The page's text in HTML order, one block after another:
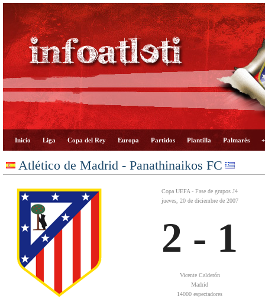
Inicio Liga Copa del Rey Europa Partidos Plantilla Palmarés
Atlético de Madrid - Panathinaikos FC
Copa UEFA - Fase de grupos J4
jueves, 20 de diciembre de 2007
2 - 1
Vicente Calderón
Madrid
14000 espectadores